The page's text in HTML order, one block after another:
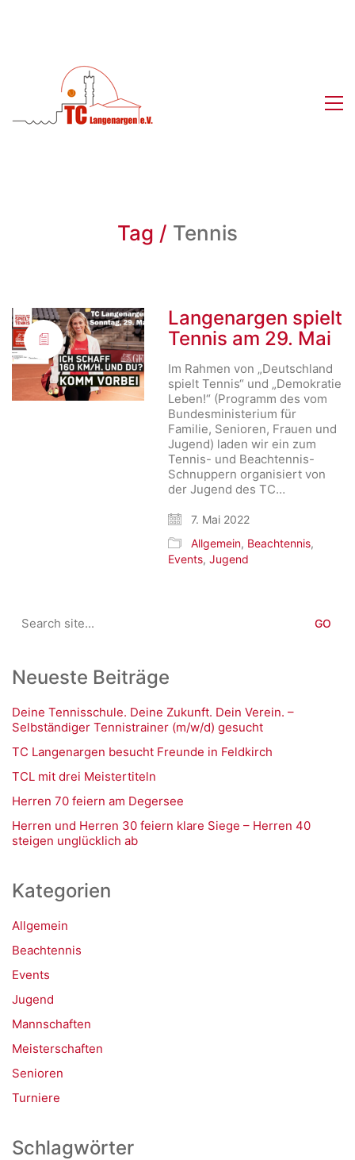
Tag / Tennis
Langenargen spielt
Tennis am 29. Mai
Im Rahmen von „Deutschland
spielt Tennis“ und „Demokratie
Leben!“ (Programm des vom
Bundesministerium für
Familie, Senioren, Frauen und
Jugend) laden wir ein zum
Tennis- und Beachtennis-
Schnuppern organisiert von
der Jugend des TC…
7. Mai 2022
Allgemein, Beachtennis,
Events,Jugend
for:
Neueste Beiträge
Deine Tennisschule. Deine Zukunft. Dein Verein. –
Selbständiger Tennistrainer (m/w/d) gesucht
TC Langenargen besucht Freunde in Feldkirch
TCL mit drei Meistertiteln
Herren 70 feiern am Degersee
Herren und Herren 30 feiern klare Siege – Herren 40
steigen unglücklich ab
Kategorien
Allgemein
Beachtennis
Events
Jugend
Mannschaften
Meisterschaften
Senioren
Turniere
Schlagwörter